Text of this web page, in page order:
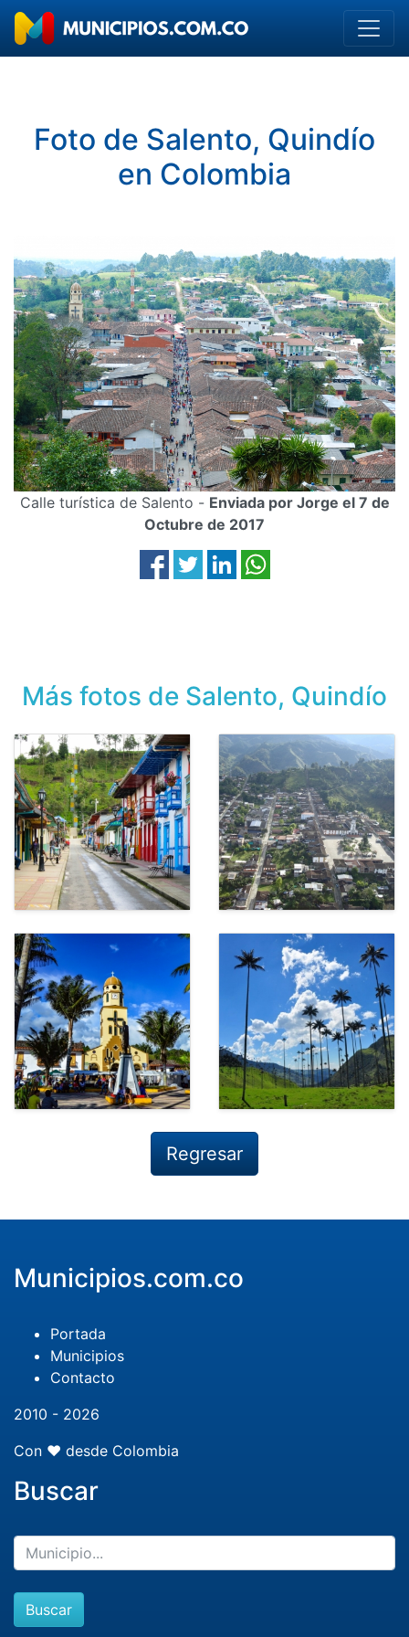
Foto de Salento, Quindío
en Colombia
Calle turística de Salento - Enviada por Jorge el 7 de
Octubre de 2017
Más fotos de Salento, Quindío
Regresar
Municipios.com.co
Portada
Municipios
Contacto
2010 - 2026
Con ❤️ desde Colombia
Buscar
Buscar